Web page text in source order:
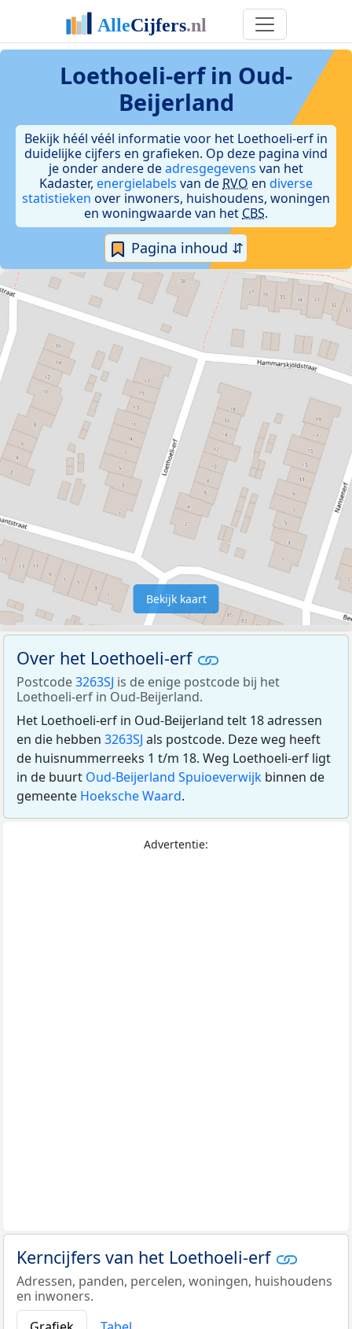
Loethoeli-erf in Oud-
Beijerland
Bekijk héél véél informatie voor het Loethoeli-erf in
duidelijke cijfers en grafieken. Op deze pagina vind
je onder andere deadresgegevens van het
Kadaster, energielabels van de RVO en diverse
statistieken over inwoners, huishoudens, woningen
en woningwaarde van het CBS.
Pagina inhoud ⇵
Bekijk kaart
Over het Loethoeli-erf
Postcode3263SJ is de enige postcode bij het
Loethoeli-erf in Oud-Beijerland.
Het Loethoeli-erf in Oud-Beijerland telt 18 adressen
en die hebben 3263SJ als postcode. Deze weg heeft
de huisnummerreeks 1 t/m 18. Weg Loethoeli-erf ligt
in de buurt Oud-Beijerland Spuioeverwijk binnen de
gemeente Hoeksche Waard.
Advertentie:
Kerncijfers van het Loethoeli-erf
Adressen, panden, percelen, woningen, huishoudens
en inwoners.